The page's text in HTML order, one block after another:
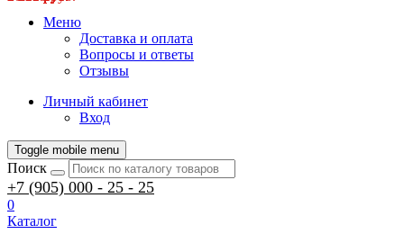
Меню
Доставка и оплата
Вопросы и ответы
Отзывы
Личный кабинет
Вход
Toggle mobile menu
Поиск
+7 (905) 000 - 25 - 25
0
Каталог